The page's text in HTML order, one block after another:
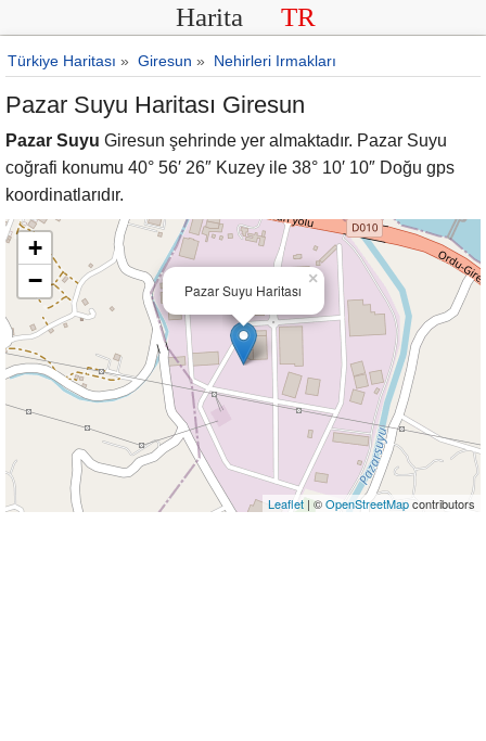
Harita TR
Türkiye Haritası » Giresun » Nehirleri Irmakları
Pazar Suyu Haritası Giresun
Pazar Suyu Giresun şehrinde yer almaktadır. Pazar Suyu
coğrafi konumu 40° 56′ 26″ Kuzey ile 38° 10′ 10″ Doğu gps
koordinatlarıdır.
Pazar Suyu Haritası
×
+
−
Leaflet | ©OpenStreetMapcontributors